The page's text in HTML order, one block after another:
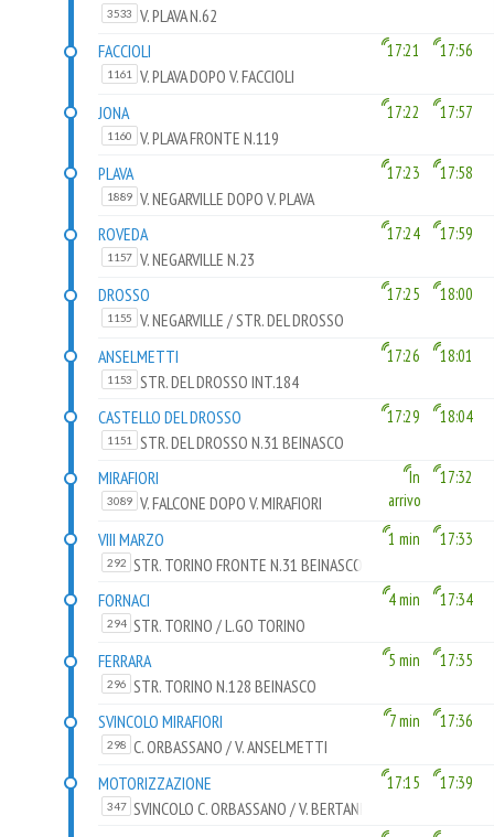
3533 V. PLAVA N.62
FACCIOLI
1161 V. PLAVA DOPO V. FACCIOLI
17:21 17:56
JONA
1160 V. PLAVA FRONTE N.119
17:22 17:57
PLAVA
1889 V. NEGARVILLE DOPO V. PLAVA
17:23 17:58
ROVEDA
1157 V. NEGARVILLE N.23
17:24 17:59
DROSSO
1155 V. NEGARVILLE / STR. DEL DROSSO
17:25 18:00
ANSELMETTI
1153 STR. DEL DROSSO INT.184
17:26 18:01
CASTELLO DEL DROSSO
1151 STR. DEL DROSSO N.31 BEINASCO
17:29 18:04
MIRAFIORI
3089 V. FALCONE DOPO V. MIRAFIORI
BEINASCO
In
arrivo
17:32
VIII MARZO
292 STR. TORINO FRONTE N.31 BEINASCO
1 min 17:33
FORNACI
294 STR. TORINO / L.GO TORINO
BEINASCO
4 min 17:34
FERRARA
296 STR. TORINO N.128 BEINASCO
5 min 17:35
SVINCOLO MIRAFIORI
298 C. ORBASSANO / V. ANSELMETTI
7 min 17:36
MOTORIZZAZIONE
347 SVINCOLO C. ORBASSANO / V. BERTANI
17:15 17:39